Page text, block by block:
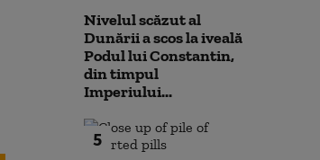
Nivelul scăzut al
Dunării a scos la iveală
Podul lui Constantin,
din timpul
Imperiului...
5